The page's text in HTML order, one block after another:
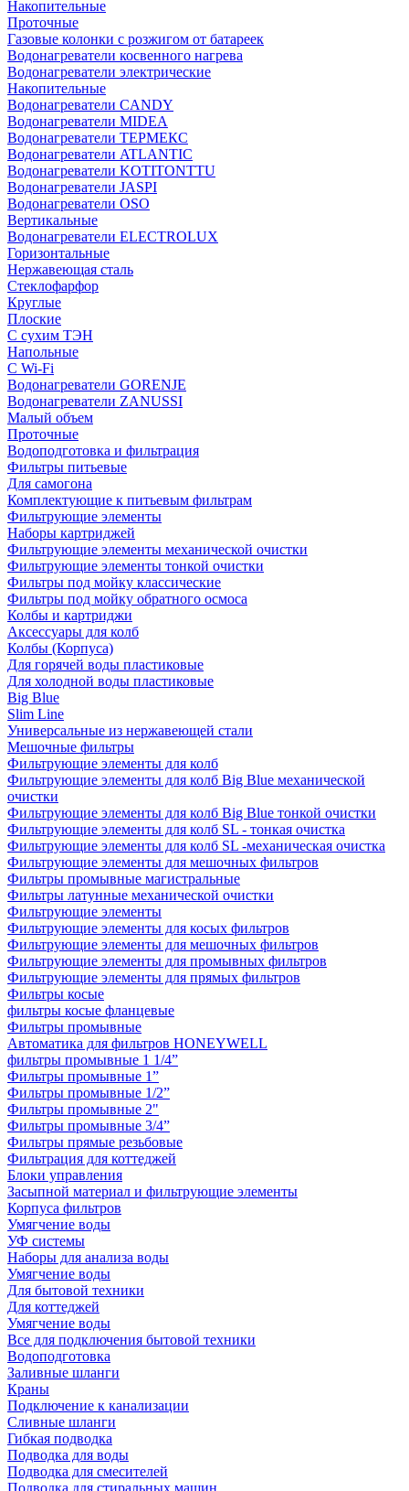
Накопительные
Проточные
Газовые колонки с розжигом от батареек
Водонагреватели косвенного нагрева
Водонагреватели электрические
Накопительные
Водонагреватели CANDY
Водонагреватели MIDEA
Водонагреватели ТЕРМЕКС
Водонагреватели ATLANTIC
Водонагреватели KOTITONTTU
Водонагреватели JASPI
Водонагреватели OSO
Вертикальные
Водонагреватели ELECTROLUX
Горизонтальные
Нержавеющая сталь
Стеклофарфор
Круглые
Плоские
С сухим ТЭН
Напольные
С Wi-Fi
Водонагреватели GORENJE
Водонагреватели ZANUSSI
Малый объем
Проточные
Водоподготовка и фильтрация
Фильтры питьевые
Для самогона
Комплектующие к питьевым фильтрам
Фильтрующие элементы
Наборы картриджей
Фильтрующие элементы механической очистки
Фильтрующие элементы тонкой очистки
Фильтры под мойку классические
Фильтры под мойку обратного осмоса
Колбы и картриджи
Аксессуары для колб
Колбы (Корпуса)
Для горячей воды пластиковые
Для холодной воды пластиковые
Big Blue
Slim Line
Универсальные из нержавеющей стали
Мешочные фильтры
Фильтрующие элементы для колб
Фильтрующие элементы для колб Big Blue механической
очистки
Фильтрующие элементы для колб Big Blue тонкой очистки
Фильтрующие элементы для колб SL - тонкая очистка
Фильтрующие элементы для колб SL -механическая очистка
Фильтрующие элементы для мешочных фильтров
Фильтры промывные магистральные
Фильтры латунные механической очистки
Фильтрующие элементы
Фильтрующие элементы для косых фильтров
Фильтрующие элементы для мешочных фильтров
Фильтрующие элементы для промывных фильтров
Фильтрующие элементы для прямых фильтров
Фильтры косые
фильтры косые фланцевые
Фильтры промывные
Автоматика для фильтров HONEYWELL
фильтры промывные 1 1/4”
Фильтры промывные 1”
Фильтры промывные 1/2”
Фильтры промывные 2"
Фильтры промывные 3/4”
Фильтры прямые резьбовые
Фильтрация для коттеджей
Блоки управления
Засыпной материал и фильтрующие элементы
Корпуса фильтров
Умягчение воды
УФ системы
Наборы для анализа воды
Умягчение воды
Для бытовой техники
Для коттеджей
Умягчение воды
Все для подключения бытовой техники
Водоподготовка
Заливные шланги
Краны
Подключение к канализации
Сливные шланги
Гибкая подводка
Подводка для воды
Подводка для смесителей
Подводка для стиральных машин